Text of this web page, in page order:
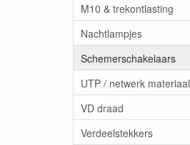
M10 & trekontlasting
Nachtlampjes
Schemerschakelaars
UTP / netwerk materiaal
VD draad
Verdeelstekkers